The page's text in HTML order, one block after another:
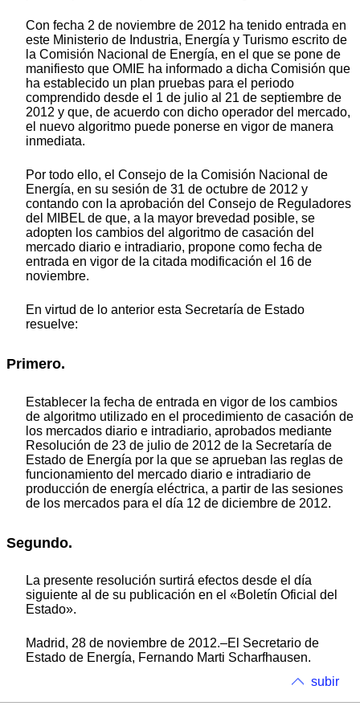
Con fecha 2 de noviembre de 2012 ha tenido entrada en
este Ministerio de Industria, Energía y Turismo escrito de
la Comisión Nacional de Energía, en el que se pone de
manifiesto que OMIE ha informado a dicha Comisión que
ha establecido un plan pruebas para el periodo
comprendido desde el 1 de julio al 21 de septiembre de
2012 y que, de acuerdo con dicho operador del mercado,
el nuevo algoritmo puede ponerse en vigor de manera
inmediata.
Por todo ello, el Consejo de la Comisión Nacional de
Energía, en su sesión de 31 de octubre de 2012 y
contando con la aprobación del Consejo de Reguladores
del MIBEL de que, a la mayor brevedad posible, se
adopten los cambios del algoritmo de casación del
mercado diario e intradiario, propone como fecha de
entrada en vigor de la citada modificación el 16 de
noviembre.
En virtud de lo anterior esta Secretaría de Estado
resuelve:
Primero.
Establecer la fecha de entrada en vigor de los cambios
de algoritmo utilizado en el procedimiento de casación de
los mercados diario e intradiario, aprobados mediante
Resolución de 23 de julio de 2012 de la Secretaría de
Estado de Energía por la que se aprueban las reglas de
funcionamiento del mercado diario e intradiario de
producción de energía eléctrica, a partir de las sesiones
de los mercados para el día 12 de diciembre de 2012.
Segundo.
La presente resolución surtirá efectos desde el día
siguiente al de su publicación en el «Boletín Oficial del
Estado».
Madrid, 28 de noviembre de 2012.–El Secretario de
Estado de Energía, Fernando Marti Scharfhausen.
subir